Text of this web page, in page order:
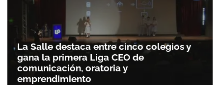
La Salle destaca entre cinco colegios y
gana la primera Liga CEO de
comunicación, oratoria y
emprendimiento